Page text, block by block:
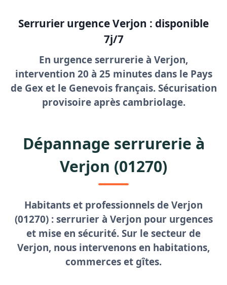
Serrurier urgence Verjon : disponible
7j/7
En urgence serrurerie à Verjon,
intervention 20 à 25 minutes dans le Pays
de Gex et le Genevois français. Sécurisation
provisoire après cambriolage.
Dépannage serrurerie à
Verjon (01270)
Habitants et professionnels de Verjon
(01270) : serrurier à Verjon pour urgences
et mise en sécurité. Sur le secteur de
Verjon, nous intervenons en habitations,
commerces et gîtes.